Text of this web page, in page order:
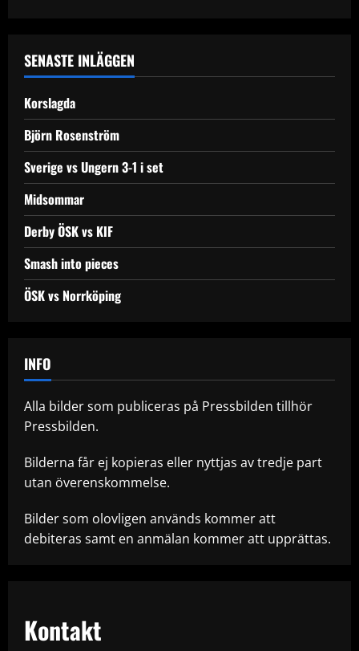
SENASTE INLÄGGEN
Korslagda
Björn Rosenström
Sverige vs Ungern 3-1 i set
Midsommar
Derby ÖSK vs KIF
Smash into pieces
ÖSK vs Norrköping
INFO
Alla bilder som publiceras på Pressbilden tillhör
Pressbilden.
Bilderna får ej kopieras eller nyttjas av tredje part
utan överenskommelse.
Bilder som olovligen används kommer att
debiteras samt en anmälan kommer att upprättas.
Kontakt